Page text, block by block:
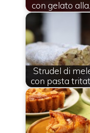
con gelato
Strudel di
con pasta